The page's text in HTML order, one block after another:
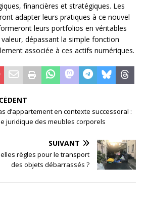
financières et stratégiques. Les
adapter leurs pratiques à ce nouvel
leurs portfolios en véritables
dépassant la simple fonction
associée à ces actifs numériques.
d’appartement en contexte successoral :
juridique des meubles corporels
SUIVANT
règles pour le transport
des objets débarrassés ?